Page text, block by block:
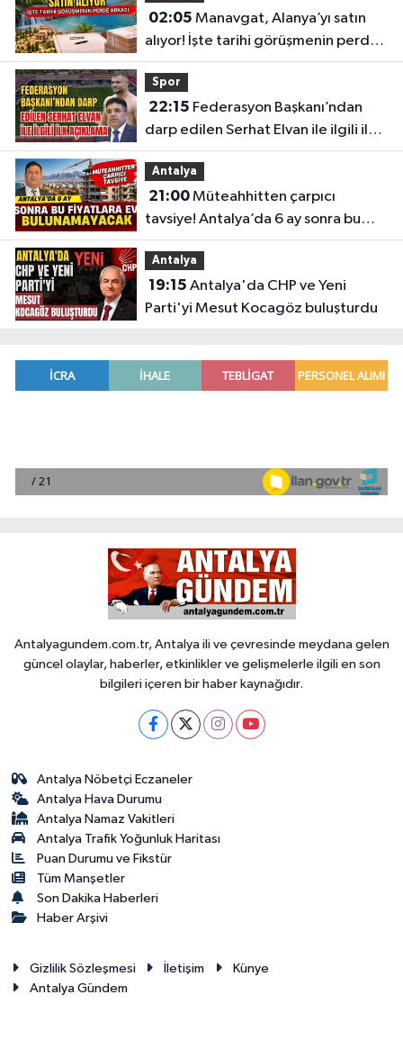
02:05
alıyor! İşte tarihi görüşmenin perde
arkası
Spor
22:15
darp edilen Serhat Elvan ile ilgili ilk
açıklama
Antalya
21:00Müteahhitten çarpıcı
tavsiye! Antalya’da 6 ay sonra bu
fiyatlara ev bulunamayacak
Antalya
19:15
Parti'yi Mesut Kocagöz buluşturdu
Antalyagundem.com.tr, Antalya ili ve çevresinde meydana gelen
güncel olaylar, haberler, etkinlikler ve gelişmelerle ilgili en son
bilgileri içeren bir haber kaynağıdır.
Antalya Nöbetçi Eczaneler
Antalya Hava Durumu
Antalya Namaz Vakitleri
Antalya Trafik Yoğunluk Haritası
Puan Durumu ve Fikstür
Tüm Manşetler
Son Dakika Haberleri
Haber Arşivi
Gizlilik Sözleşmesi İletişim
Künye
Antalya Gündem